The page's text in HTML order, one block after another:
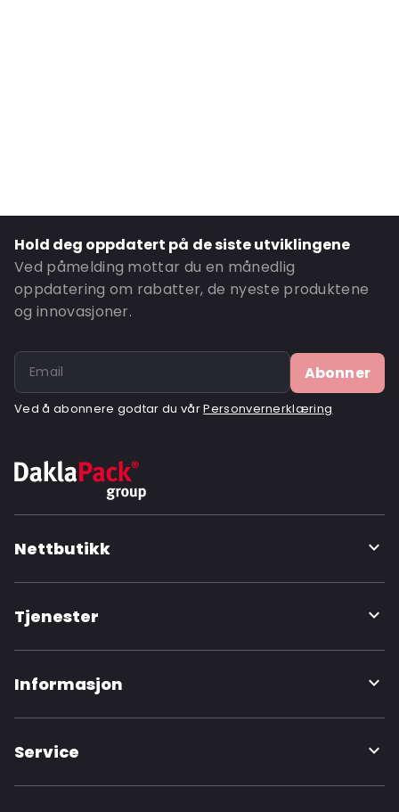
Header: 30
Bottom gusset: 65
Valve: Uten ventil
Hold deg oppdatert på de siste utviklingene
Ved påmelding mottar du en månedlig
oppdatering om rabatter, de nyeste produktene
og innovasjoner.
Abonner
Ved å abonnere godtar du vårPersonvernerklæring
Nettbutikk
Tjenester
Informasjon
Service